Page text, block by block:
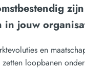
in jouw
en
zetten loopbanen